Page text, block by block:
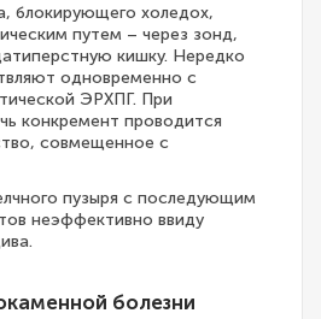
блокирующего холедох,
путем – через зонд,
кишку. Нередко
одновременно с
ЭРХПГ. При
конкремент проводится
совмещенное с
пузыря с последующим
неэффективно ввиду
болезни